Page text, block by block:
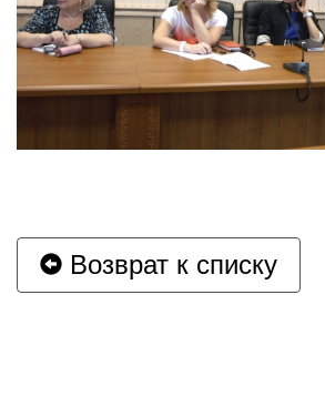
Возврат к списку